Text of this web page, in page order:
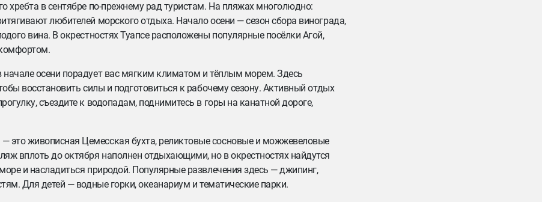
хребта в сентябре по-прежнему рад туристам. На пляжах многолюдно:
любителей морского отдыха. Начало осени — сезон сбора винограда,
вина. В окрестностях Туапсе расположены популярные посёлки Агой,
осени порадует вас мягким климатом и тёплым морем. Здесь
восстановить силы и подготовиться к рабочему сезону. Активный отдых
съездите к водопадам, поднимитесь в горы на канатной дороге,
живописная Цемесская бухта, реликтовые сосновые и можжевеловые
вплоть до октября наполнен отдыхающими, но в окрестностях найдутся
и насладиться природой. Популярные развлечения здесь — джипинг,
Для детей — водные горки, океанариум и тематические парки.